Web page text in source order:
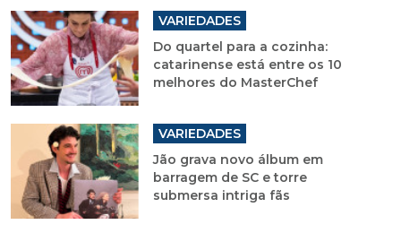
VARIEDADES
Do quartel para a cozinha:
catarinense está entre os 10
melhores do MasterChef
VARIEDADES
Jão grava novo álbum em
barragem de SC e torre
submersa intriga fãs